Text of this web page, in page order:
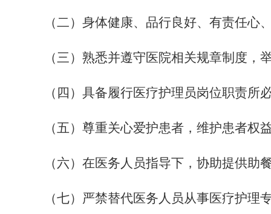
（二）身体健康、品行良好、有责任心
（三）熟悉并遵守医院相关规章制度，
（四）具备履行医疗护理员岗位职责所
（五）尊重关心爱护患者，维护患者权
（六）在医务人员指导下，协助提供助
（七）严禁替代医务人员从事医疗护理